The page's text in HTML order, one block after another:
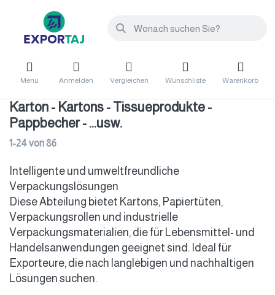
Menü Anmelden Vergleichen Wunschliste Warenkorb
Karton - Kartons - Tissueprodukte -
Pappbecher - ...usw.
1-24von86
Intelligente und umweltfreundliche
Verpackungslösungen
Diese Abteilung bietet Kartons, Papiertüten,
Verpackungsrollen und industrielle
Verpackungsmaterialien, die für Lebensmittel- und
Handelsanwendungen geeignet sind. Ideal für
Exporteure, die nach langlebigen und nachhaltigen
Lösungen suchen.